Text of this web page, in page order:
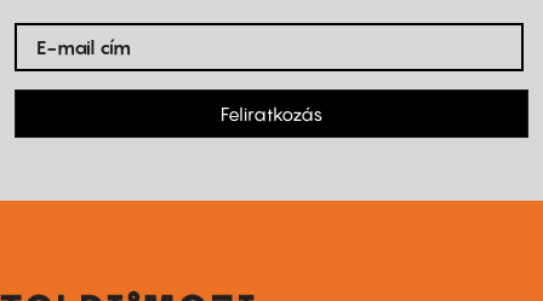
Feliratkozás